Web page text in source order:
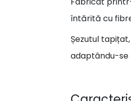
întărită cu
Șezutul
adaptându-se